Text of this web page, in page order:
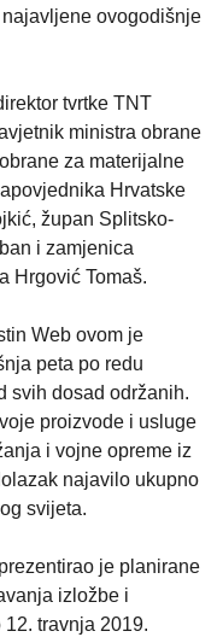
ovogodišnje
tvrtke TNT
ministra obrane
za materijalne
Hrvatske
župan Splitsko-
i zamjenica
Hrgović Tomaš.
Web ovom je
peta po redu
svih dosad održanih.
proizvode i usluge
i vojne opreme iz
najavilo ukupno
svijeta.
je planirane
izložbe i
travnja 2019.